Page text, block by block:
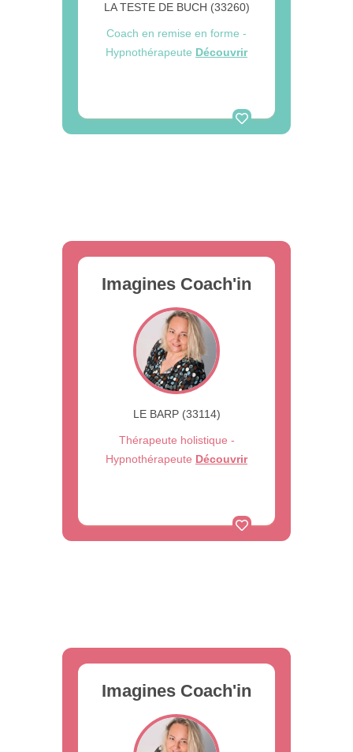
LA TESTE DE BUCH (33260)
Coach en remise en forme -
Hypnothérapeute Découvrir
Imagines Coach'in
LE BARP (33114)
Thérapeute holistique -
Hypnothérapeute Découvrir
Imagines Coach'in